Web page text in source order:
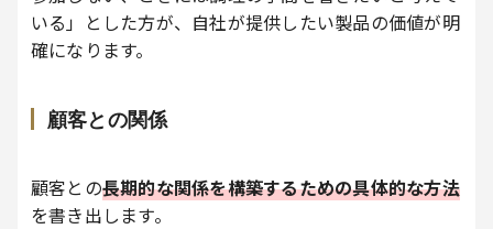
いる」とした方が、自社が提供したい製品の価値が明
確になります。
顧客との関係
顧客との長期的な関係を構築するための具体的な方法
を書き出します。